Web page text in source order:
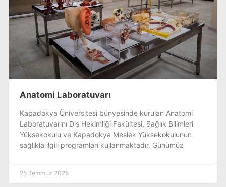
Anatomi Laboratuvarı
Kapadokya Üniversitesi bünyesinde kurulan Anatomi
Laboratuvarını Diş Hekimliği Fakültesi, Sağlık Bilimleri
Yüksekokulu ve Kapadokya Meslek Yüksekokulunun
sağlıkla ilgili programları kullanmaktadır. Günümüz
25 Temmuz 2025